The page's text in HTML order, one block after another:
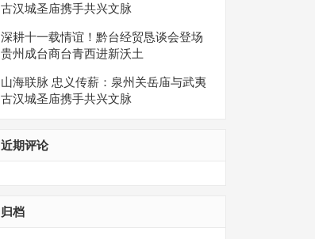
古汉城圣庙携手共兴文脉
深耕十一载情谊！黔台经贸恳谈会登场
贵州成台商台青西进新沃土
山海联脉 忠义传薪：泉州关岳庙与武夷
古汉城圣庙携手共兴文脉
近期评论
归档